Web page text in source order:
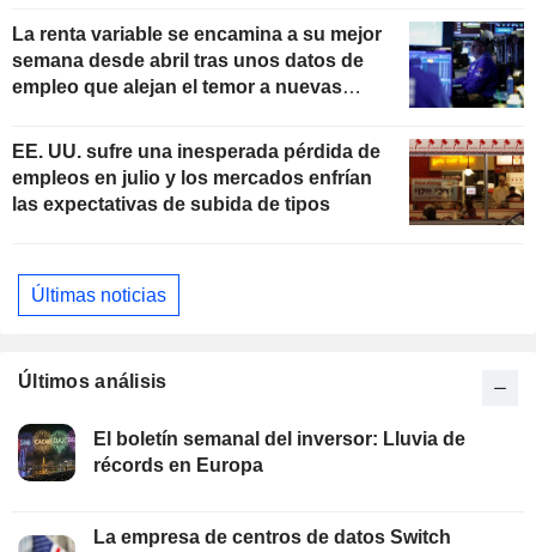
La renta variable se encamina a su mejor
semana desde abril tras unos datos de
empleo que alejan el temor a nuevas
EE. UU. sufre una inesperada pérdida de
empleos en julio y los mercados enfrían
las expectativas de subida de tipos
Últimas noticias
Últimos análisis
El boletín semanal del inversor: Lluvia de
récords en Europa
La empresa de centros de datos Switch